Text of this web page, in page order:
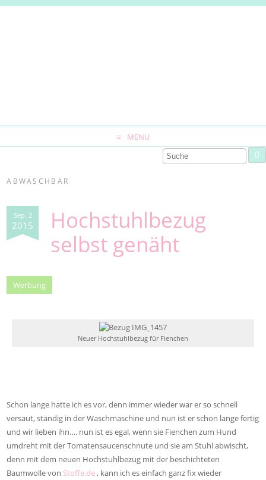
MENU
ABWASCHBAR
Sep. 2
2015
Hochstuhlbezug
selbst genäht
Werbung
Neuer Hochstuhlbezug für Fienchen
Schon lange hatte ich es vor, denn immer wieder war er so schnell
versaut, ständig in der Waschmaschine und nun ist er schon lange fertig
und wir lieben ihn…. nun ist es egal, wenn sie Fienchen zum Hund
umdreht mit der Tomatensaucenschnute und sie am Stuhl abwischt,
denn mit dem neuen Hochstuhlbezug mit der beschichteten
Baumwolle von Stoffe.de , kann ich es einfach ganz fix wieder